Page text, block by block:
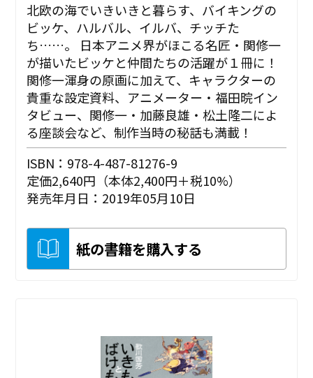
北欧の海でいきいきと暮らす、バイキングの
ビッケ、ハルバル、イルバ、チッチた
ち……。 日本アニメ界がほこる名匠・関修一
が描いたビッケと仲間たちの活躍が１冊に！
関修一渾身の原画に加えて、キャラクターの
貴重な設定資料、アニメーター・福田晥イン
タビュー、関修一・加藤良雄・松土隆二によ
る座談会など、制作当時の秘話も満載！
ISBN：978-4-487-81276-9
定価2,640円（本体2,400円＋税10%）
発売年月日：2019年05月10日
紙の書籍を購入する